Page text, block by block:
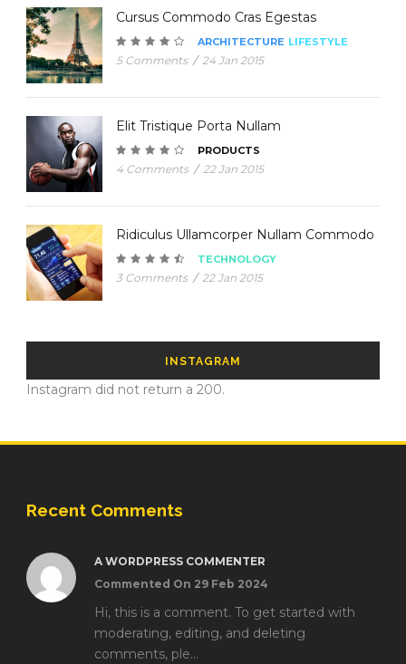
Cursus Commodo Cras Egestas
ARCHITECTURE LIFESTYLE
5 Comments / 24 Jan 2015
Elit Tristique Porta Nullam
PRODUCTS
4 Comments / 22 Jan 2015
Ridiculus Ullamcorper Nullam Commodo
TECHNOLOGY
3 Comments / 22 Jan 2015
INSTAGRAM
Instagram did not return a 200.
Recent Comments
A WORDPRESS COMMENTER
Commented On 29 Feb 2024
Hi, this is a comment. To get started with
moderating, editing, and deleting
comments, ple...